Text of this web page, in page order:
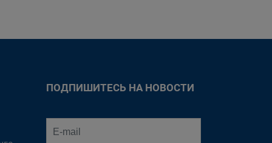
ПОДПИШИТЕСЬ НА НОВОСТИ